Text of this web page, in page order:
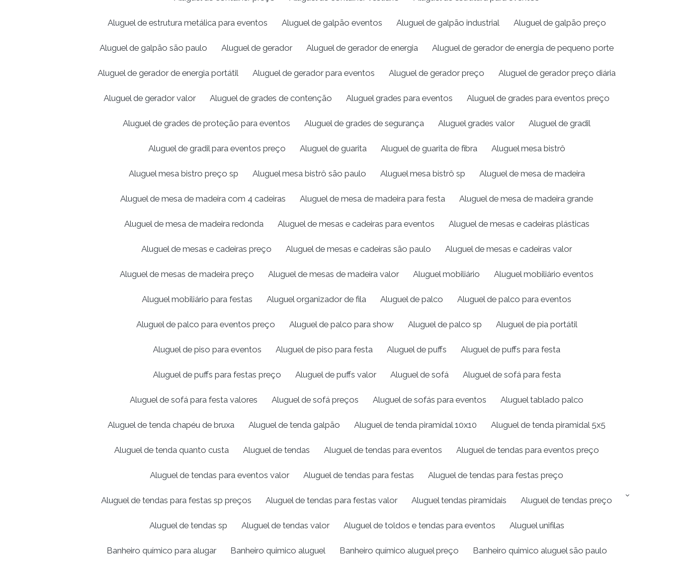
Aluguel de estrutura metálica para eventos Aluguel de galpão eventos Aluguel de galpão industrial Aluguel de galpão preço
Aluguel de galpão são paulo Aluguel de gerador Aluguel de gerador de energia Aluguel de gerador de energia de pequeno porte
Aluguel de gerador de energia portátil Aluguel de gerador para eventos Aluguel de gerador preço Aluguel de gerador preço diária
Aluguel de gerador valor Aluguel de grades de contenção Aluguel grades para eventos Aluguel de grades para eventos preço
Aluguel de grades de proteção para eventos Aluguel de grades de segurança Aluguel grades valor Aluguel de gradil
Aluguel de gradil para eventos preço Aluguel de guarita Aluguel de guarita de fibra Aluguel mesa bistrô
Aluguel mesa bistro preço sp Aluguel mesa bistrô são paulo Aluguel mesa bistrô sp Aluguel de mesa de madeira
Aluguel de mesa de madeira com 4 cadeiras Aluguel de mesa de madeira para festa Aluguel de mesa de madeira grande
Aluguel de mesa de madeira redonda Aluguel de mesas e cadeiras para eventos Aluguel de mesas e cadeiras plásticas
Aluguel de mesas e cadeiras preço Aluguel de mesas e cadeiras são paulo Aluguel de mesas e cadeiras valor
Aluguel de mesas de madeira preço Aluguel de mesas de madeira valor Aluguel mobiliário Aluguel mobiliário eventos
Aluguel mobiliário para festas Aluguel organizador de fila Aluguel de palco Aluguel de palco para eventos
Aluguel de palco para eventos preço Aluguel de palco para show Aluguel de palco sp Aluguel de pia portátil
Aluguel de piso para eventos Aluguel de piso para festa Aluguel de puffs Aluguel de puffs para festa
Aluguel de puffs para festas preço Aluguel de puffs valor Aluguel de sofá Aluguel de sofá para festa
Aluguel de sofá para festa valores Aluguel de sofá preços Aluguel de sofás para eventos Aluguel tablado palco
Aluguel de tenda chapéu de bruxa Aluguel de tenda galpão Aluguel de tenda piramidal 10x10 Aluguel de tenda piramidal 5x5
Aluguel de tenda quanto custa Aluguel de tendas Aluguel de tendas para eventos Aluguel de tendas para eventos preço
Aluguel de tendas para eventos valor Aluguel de tendas para festas Aluguel de tendas para festas preço
Aluguel de tendas para festas sp preços Aluguel de tendas para festas valor Aluguel tendas piramidais Aluguel de tendas preço
Aluguel de tendas sp Aluguel de tendas valor Aluguel de toldos e tendas para eventos Aluguel unifilas
Banheiro químico para alugar Banheiro quimico aluguel Banheiro químico aluguel preço Banheiro quimico aluguel são paulo